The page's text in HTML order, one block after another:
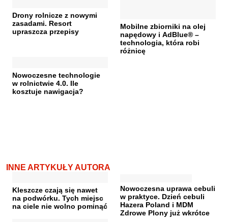
Drony rolnicze z nowymi
zasadami. Resort
upraszcza przepisy
Mobilne zbiorniki na olej
napędowy i AdBlue® –
technologia, która robi
różnicę
Nowoczesne technologie
w rolnictwie 4.0. Ile
kosztuje nawigacja?
INNE ARTYKUŁY AUTORA
Kleszcze czają się nawet
na podwórku. Tych miejsc
na ciele nie wolno pominąć
Nowoczesna uprawa cebuli
w praktyce. Dzień cebuli
Hazera Poland i MDM
Zdrowe Plony już wkrótce